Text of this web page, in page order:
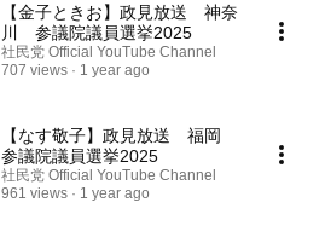
【金子ときお】政見放送 神奈
川 参議院議員選挙2025
社民党 Official YouTube Channel
707 views
1 year ago
【なす敬子】政見放送 福岡
参議院議員選挙2025
社民党 Official YouTube Channel
961 views
1 year ago